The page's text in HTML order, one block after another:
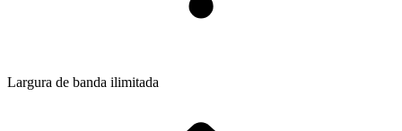
Largura de banda ilimitada